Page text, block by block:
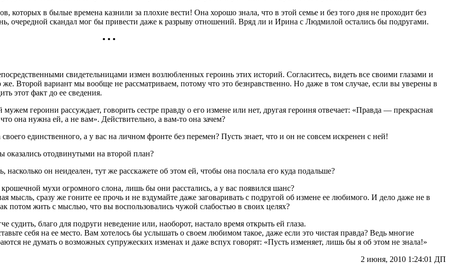
которых в былые времена казнили за плохие вести! Она хорошо знала, что в этой семье и без того дня не проходит без
очередной скандал мог бы привести даже к разрыву отношений. Вряд ли и Ирина с Людмилой остались бы подругами.
• • •
свидетельницами измен возлюбленных героинь этих историй. Согласитесь, видеть все своими глазами и
Второй вариант мы вообще не рассматриваем, потому что это безнравственно. Но даже в том случае, если вы уверены в
этот факт до ее сведения.
героини рассуждает, говорить сестре правду о его измене или нет, другая героиня отвечает: «Правда — прекрасная
она нужна ей, а не вам». Действительно, а вам-то она зачем?
един­ственного, а у вас на личном фронте без пе­ремен? Пусть знает, что и он не совсем ис­кренен с ней!
оказались ото­двинутыми на второй план?
он не­идеален, тут же расскажете об этом ей, чтобы она послала его куда подальше?
мухи огромного слона, лишь бы они расстались, а у вас появился шанс?
мысль, сразу же гоните ее прочь и не вздумайте даже заговаривать с подругой об измене ее любимого. И дело даже не в
потом жить с мыслью, что вы воспользовались чужой слабостью в своих целях?
благо для подруги неведение или, наоборот, настало время открыть ей глаза.
себя на ее место. Вам хотелось бы услышать о своем любимом такое, даже если это чистая правда? Ведь многие
не думать о возможных супружеских изменах и даже вспух говорят: «Пусть изменяет, лишь бы я об этом не знала!»
2 июня, 2010 1:24:01 ДП